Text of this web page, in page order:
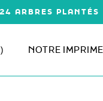
ARBRES PLANTÉS
NOTRE